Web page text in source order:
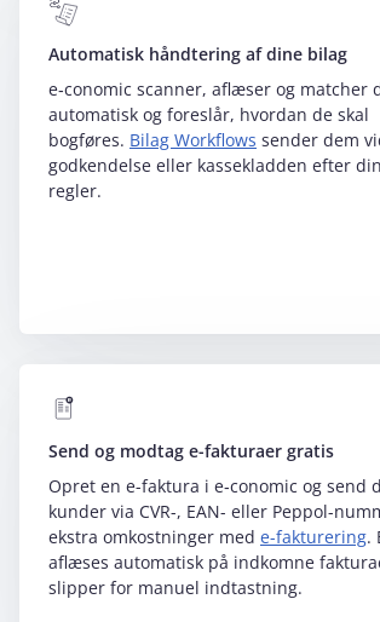
Automatisk håndtering af dine bilag
e‑conomic scanner, aflæser og matcher
automatisk og foreslår, hvordan de skal
bogføres. Bilag Workflows sender dem
godkendelse eller kassekladden efter
regler.
Send og modtag e-fakturaer gratis
Opret en e-faktura i e‑conomic og send
kunder via CVR-, EAN- eller Peppol-
ekstra omkostninger med e-fakturering.
aflæses automatisk på indkomne
slipper for manuel indtastning.